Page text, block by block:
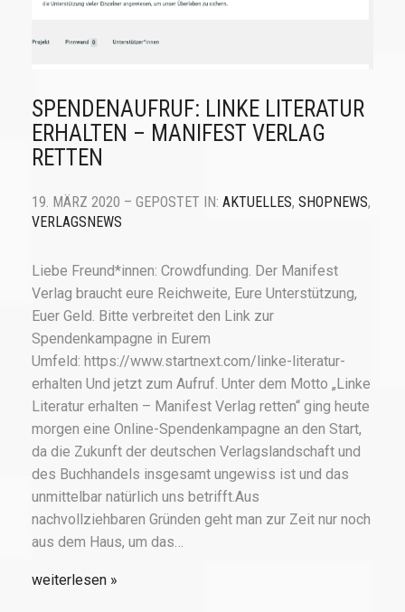
SPENDENAUFRUF: LINKE LITERATUR
ERHALTEN – MANIFEST VERLAG
RETTEN
19. MÄRZ 2020 – GEPOSTET IN: AKTUELLES, SHOPNEWS,
VERLAGSNEWS
Liebe Freund*innen: Crowdfunding. Der Manifest
Verlag braucht eure Reichweite, Eure Unterstützung,
Euer Geld. Bitte verbreitet den Link zur
Spendenkampagne in Eurem
Umfeld: https://www.startnext.com/linke-literatur-
erhalten Und jetzt zum Aufruf. Unter dem Motto „Linke
Literatur erhalten – Manifest Verlag retten“ ging heute
morgen eine Online-Spendenkampagne an den Start,
da die Zukunft der deutschen Verlagslandschaft und
des Buchhandels insgesamt ungewiss ist und das
unmittelbar natürlich uns betrifft.Aus
nachvollziehbaren Gründen geht man zur Zeit nur noch
aus dem Haus, um das…
weiterlesen